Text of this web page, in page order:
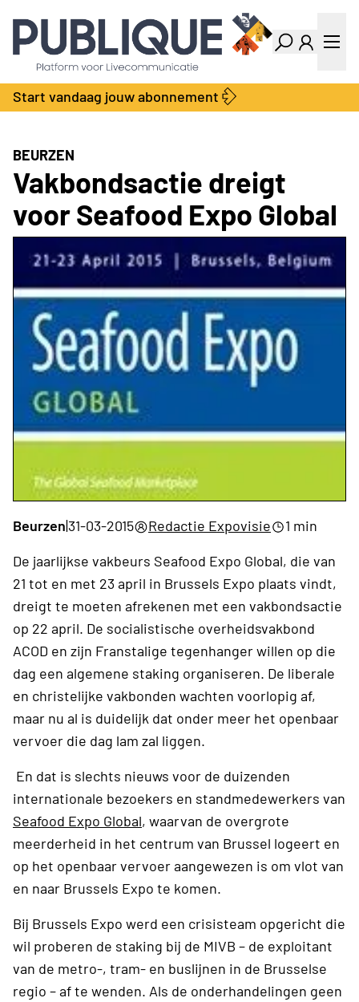
Industry Dashboard
Vacatures
Kalender
Producten
Bedrijvengids
Locatie Finder
Contact
Over ons
Adverteren
Abonnementen
Start vandaag jouw abonnement
BEURZEN
Vakbondsactie dreigt
voor Seafood Expo Global
Beurzen|31-03-2015 Redactie Expovisie
1 min
De jaarlijkse vakbeurs Seafood Expo Global, die van
21 tot en met 23 april in Brussels Expo plaats vindt,
dreigt te moeten afrekenen met een vakbondsactie
op 22 april. De socialistische overheidsvakbond
ACOD en zijn Franstalige tegenhanger willen op die
dag een algemene staking organiseren. De liberale
en christelijke vakbonden wachten voorlopig af,
maar nu al is duidelijk dat onder meer het openbaar
vervoer die dag lam zal liggen.
En dat is slechts nieuws voor de duizenden
internationale bezoekers en standmedewerkers van
Seafood Expo Global, waarvan de overgrote
meerderheid in het centrum van Brussel logeert en
op het openbaar vervoer aangewezen is om vlot van
en naar Brussels Expo te komen.
Bij Brussels Expo werd een crisisteam opgericht die
wil proberen de staking bij de MIVB – de exploitant
van de metro-, tram- en buslijnen in de Brusselse
regio – af te wenden. Als de onderhandelingen geen